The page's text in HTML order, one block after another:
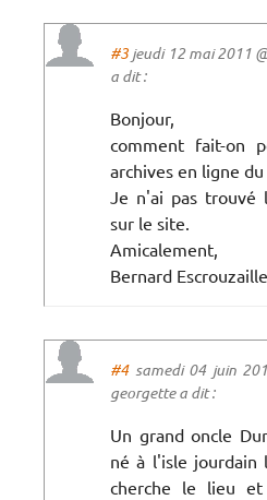
#3 jeudi 12 mai 2011
a dit :
Bonjour,
comment fait-on
archives en ligne du
Je n'ai pas
sur le site.
Amicalement,
Bernard
#4samedi 04 juin
georgette a dit :
Un grand oncle
né à l'isle jourdain
cherche le lieu